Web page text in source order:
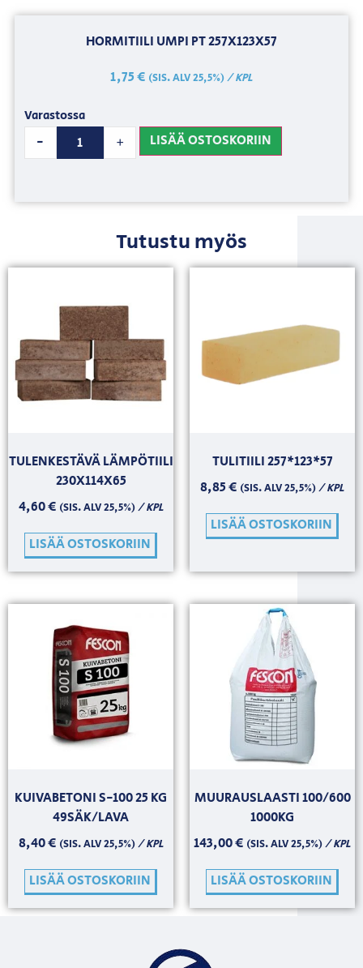
HORMITIILI UMPI PT 257X123X57
1,75€ (SIS. ALV 25,5%)/ KPL
Varastossa
- + LISÄÄ OSTOSKORIIN
Tutustu myös
TULENKESTÄVÄ LÄMPÖTIILI
230X114X65
4,60€ (SIS. ALV 25,5%)/ KPL
LISÄÄ OSTOSKORIIN
TULITIILI 257*123*57
8,85€ (SIS. ALV 25,5%)/ KPL
LISÄÄ OSTOSKORIIN
KUIVABETONI S-100 25 KG
49SÄK/LAVA
8,40€ (SIS. ALV 25,5%)/ KPL
LISÄÄ OSTOSKORIIN
MUURAUSLAASTI 100/600
1000KG
143,00€ (SIS. ALV 25,5%)/ KPL
LISÄÄ OSTOSKORIIN